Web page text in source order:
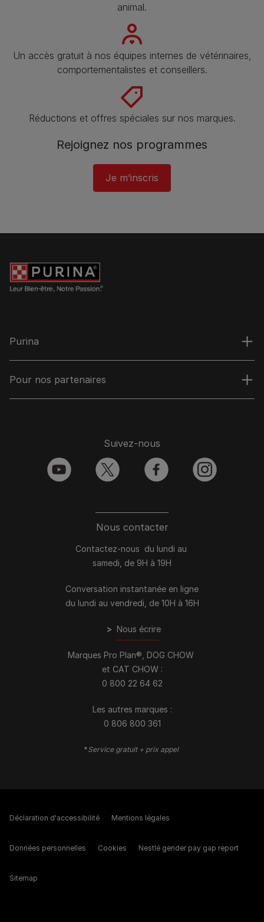
animal​.
Un accès gratuit à nos équipes internes de vétérinaires,
comportementalistes et conseillers.
Réductions et offres spéciales sur nos marques​.
Rejoignez nos programmes
Je m’inscris
Purina
Pour nos partenaires
Nous contacter
Contactez-nous du lundi au
samedi, de 9H à 19H
Conversation instantanée en ligne
du lundi au vendredi, de 10H à 16H
> Nous écrire
Marques Pro Plan®, DOG CHOW
et CAT CHOW :
0 800 22 64 62
Les autres marques :​
0 806 800 361
*Service gratuit + prix appel
Suivez-nous
youtube twitter facebook instagram
Déclaration d'accessibilité Mentions légales
Données personnelles Cookies Nestlé gender pay gap report
Sitemap